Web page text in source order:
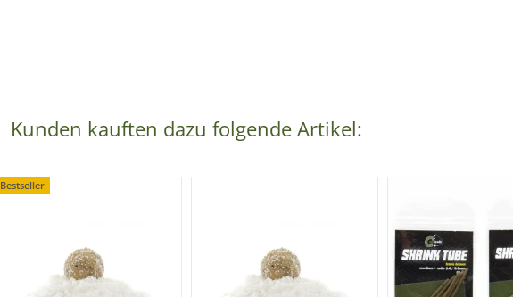
Kunden kauften dazu folgende Artikel:
Bestseller